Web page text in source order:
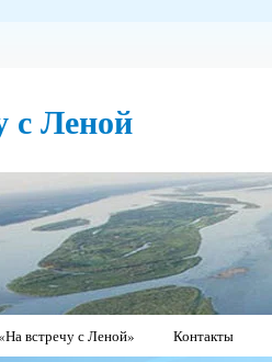
с Леной
встречу с Леной» Контакты